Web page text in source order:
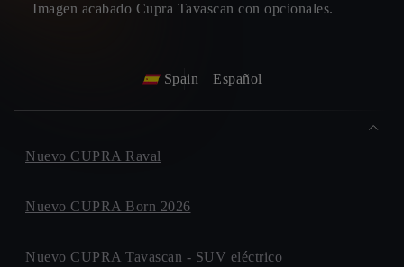
CARRETERA. VALENCIA-BARCELONA, KM 23,7
CALLE. MOLINOS DE GOFIO (P. I. SAN JERONIMO),
CARRETERA. FUENCARRAL A ALCOBENDAS, 14
AUTOMOCION TERRY
41007, SEVILLA
¿Te gustaría recibir descuentos y novedades y
Imagen acabado Cupra Tavascan con opcionales.
Spain Español
Nuevo CUPRA Raval
Nuevo CUPRA Born 2026
Nuevo CUPRA Tavascan - SUV eléctrico